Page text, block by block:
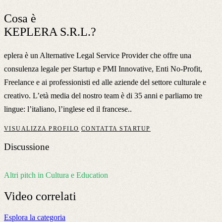
Cosa è
KEPLERA S.R.L.?
eplera è un Alternative Legal Service Provider che offre una
consulenza legale per Startup e PMI Innovative, Enti No-Profit,
Freelance e ai professionisti ed alle aziende del settore culturale e
creativo. L’età media del nostro team è di 35 anni e parliamo tre
lingue: l’italiano, l’inglese ed il francese..
VISUALIZZA PROFILO CONTATTA STARTUP
Discussione
Altri pitch in Cultura e Education
Video correlati
Esplora la categoria